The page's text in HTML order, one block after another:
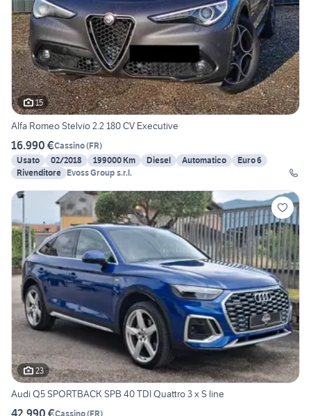
15
Alfa Romeo Stelvio 2.2 180 CV Executive
16.990 €Cassino(FR)
Usato
02/2018 199000 Km Diesel Automatico
Euro 6
Rivenditore Evoss Group s.r.l.
23
Audi Q5 SPORTBACK SPB 40 TDI Quattro 3 x S line
Cassino(FR)